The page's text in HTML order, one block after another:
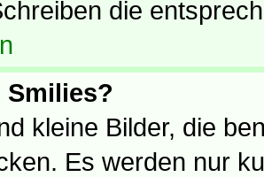
die
Smilies?
kleine Bilder, die
Es werden nur